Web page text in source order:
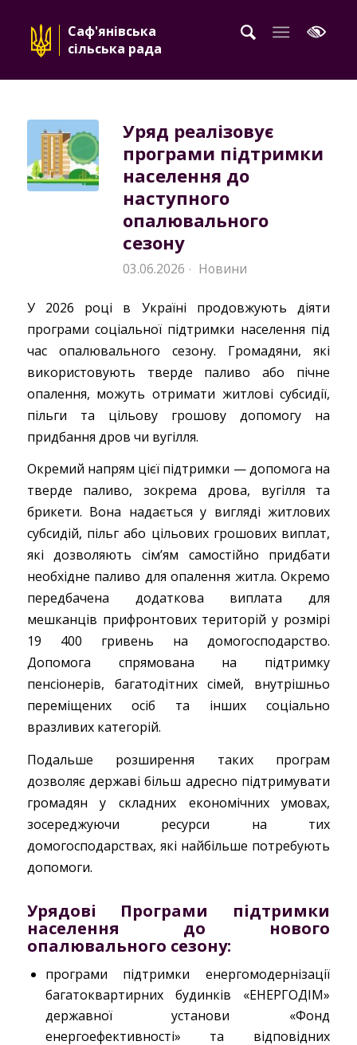
Саф'янівська
сільська рада
Уряд реалізовує
програми підтримки
населення до
наступного
опалювального
сезону
03.06.2026 · Новини
У 2026 році в Україні продовжують діяти
програми соціальної підтримки населення під
час опалювального сезону. Громадяни, які
використовують тверде паливо або пічне
опалення, можуть отримати житлові субсидії,
пільги та цільову грошову допомогу на
придбання дров чи вугілля.
Окремий напрям цієї підтримки — допомога на
тверде паливо, зокрема дрова, вугілля та
брикети. Вона надається у вигляді житлових
субсидій, пільг або цільових грошових виплат,
які дозволяють сім’ям самостійно придбати
необхідне паливо для опалення житла. Окремо
передбачена додаткова виплата для
мешканців прифронтових територій у розмірі
19 400 гривень на домогосподарство.
Допомога спрямована на підтримку
пенсіонерів, багатодітних сімей, внутрішньо
переміщених осіб та інших соціально
вразливих категорій.
Подальше розширення таких програм
дозволяє державі більш адресно підтримувати
громадян у складних економічних умовах,
зосереджуючи ресурси на тих
домогосподарствах, які найбільше потребують
допомоги.
Урядові Програми підтримки
населення до нового
опалювального сезону:
програми підтримки енергомодернізації
багатоквартирних будинків «ЕНЕРГОДІМ»
державної установи «Фонд
енергоефективності» та відповідних